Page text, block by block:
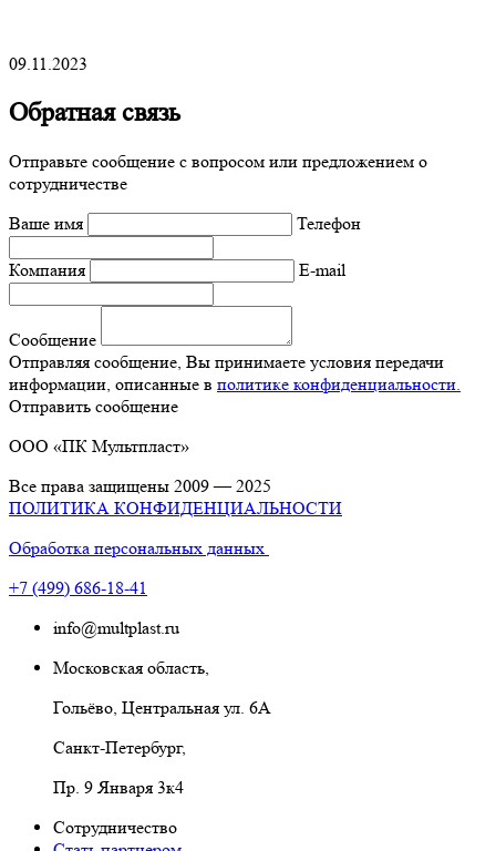
09.11.2023
Обратная связь
Отправьте сообщение с вопросом или предложением о
сотрудничестве
Ваше имя
Телефон
Компания E-mail
Сообщение
Отправляя сообщение, Вы принимаете условия передачи
информации, описанные в политике конфиденциальности.
Отправить сообщение
ООО «ПК Мультпласт»
Все права защищены 2009 — 2025
ПОЛИТИКА КОНФИДЕНЦИАЛЬНОСТИ
Обработка персональных данных
+7 (499) 686-18-41
info@multplast.ru
Московская область,
Гольёво, Центральная ул. 6А
Санкт-Петербург,
Пр. 9 Января 3к4
Сотрудничество